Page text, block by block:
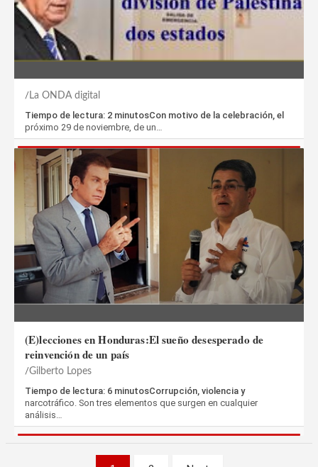
La ONDA digital
Tiempo de lectura: 2 minutosCon motivo de la celebración, el
próximo 29 de noviembre, de un…
(E)lecciones en Honduras:El sueño desesperado de
reinvención de un país
Gilberto Lopes
Tiempo de lectura: 6 minutosCorrupción, violencia y
narcotráfico. Son tres elementos que surgen en cualquier
análisis…